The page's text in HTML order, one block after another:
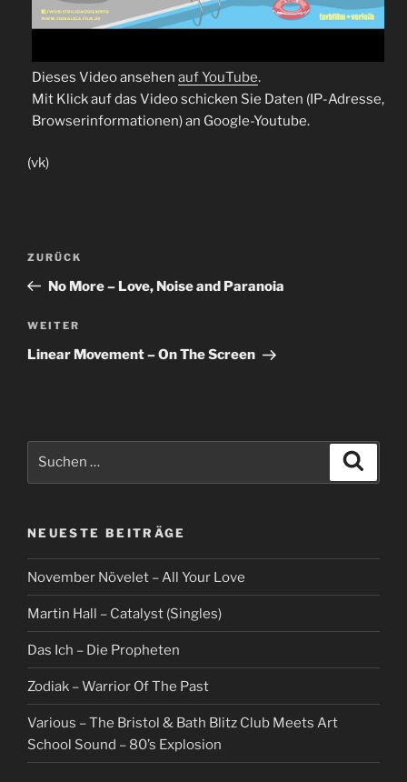
Dieses Video ansehen auf YouTube.
Mit Klick auf das Video schicken Sie Daten (IP-Adresse,
Browserinformationen) an Google-Youtube.
(vk)
Beitragsnavigation
Vorheriger
Beitrag
ZURÜCK
No More – Love, Noise and Paranoia
Nächster
Beitrag
WEITER
Linear Movement – On The Screen
NEUESTE BEITRÄGE
November Növelet – All Your Love
Martin Hall – Catalyst (Singles)
Das Ich – Die Propheten
Zodiak – Warrior Of The Past
Various – The Bristol & Bath Blitz Club Meets Art
School Sound – 80’s Explosion